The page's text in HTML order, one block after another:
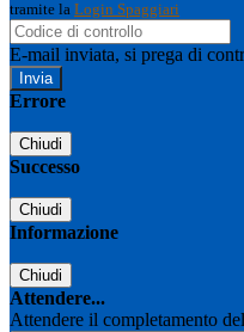
tramite la Login Spaggiari
E-mail inviata, si prega di
Errore
Chiudi
Successo
Chiudi
Informazione
Chiudi
Attendere...
Attendere il completamento